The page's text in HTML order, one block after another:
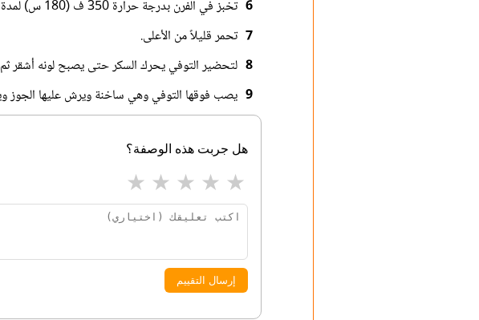
6 تخبز في الفرن بدرجة حرارة 350 ف (180 س) لمدة 15 دقيقة.
7 تحمر قليلاً من الأعلى.
8 لتحضير التوفي يحرك السكر حتى يصبح لونه أشقر
9 يصب فوقها التوفي وهي ساخنة ويرش عليها الجوز
هل جربت هذه الوصفة؟
★ ★ ★ ★ ★
إرسال التقييم